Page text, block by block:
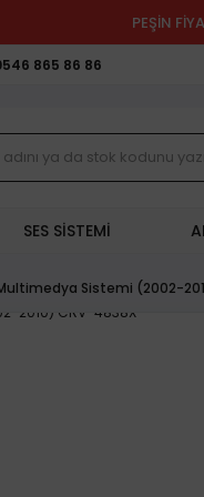
PEŞİN
865 86 86
SES SİSTEMİ
Sistemi (2002-